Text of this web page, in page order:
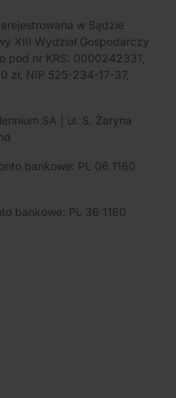
w Sądzie
XIII Wydział Gospodarczy
pod nr KRS: 0000242331,
zł, NIP 525-234-17-37,
SA | ul. S. Żaryna
bankowe: PL 06 1160
bankowe: PL 36 1160